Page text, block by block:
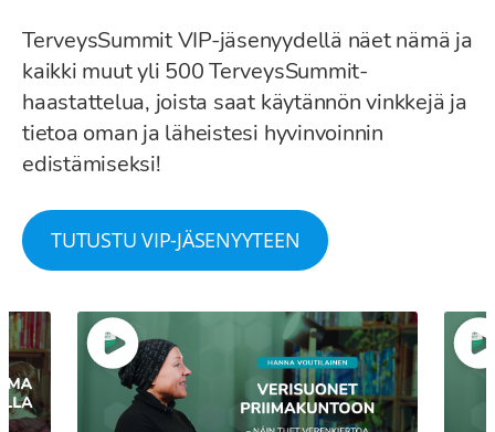
TerveysSummit VIP-jäsenyydellä näet nämä ja
kaikki muut yli 500 TerveysSummit-
haastattelua, joista saat käytännön vinkkejä ja
tietoa oman ja läheistesi hyvinvoinnin
edistämiseksi!
TUTUSTU VIP-JÄSENYYTEEN